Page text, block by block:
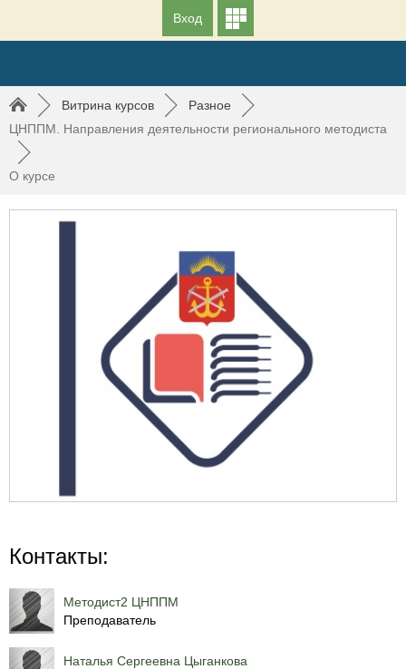
Вход
► Витрина курсов ► Разное
►
ЦНППМ. Направления деятельности регионального методиста
►
О курсе
Контакты:
Методист2 ЦНППМ
Преподаватель
Наталья Сергеевна Цыганкова